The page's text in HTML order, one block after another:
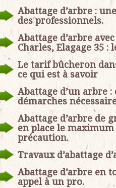
Abattage d’arbre :
des professionnels.
Abattage d’arbre
Charles, Elagage 35
Le tarif bûcheron
ce qui est à savoir
Abattage d’un arbre
démarches
Abattage d’arbre de
en place le
précaution.
Travaux d’abattage
Abattage d’arbre en
appel à un pro.